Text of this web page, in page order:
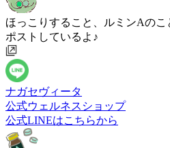
ほっこりすること、ルミンAのこ
ポストしているよ♪
ナガセヴィータ
公式ウェルネスショップ
公式LINEはこちらから